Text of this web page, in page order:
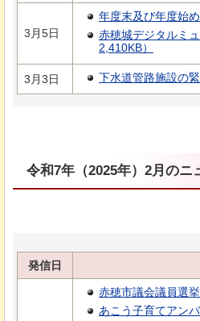
3月5日
年度末及び年度始
赤穂城デジタルミ
2,410KB）
3月3日 下水道管路施設の
令和7年（2025年）2月のニ
発信日
赤穂市議会議員選
あこう子育てアン